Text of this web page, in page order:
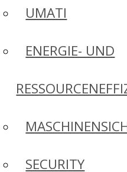
UMATI
ENERGIE- UND
SECURITY